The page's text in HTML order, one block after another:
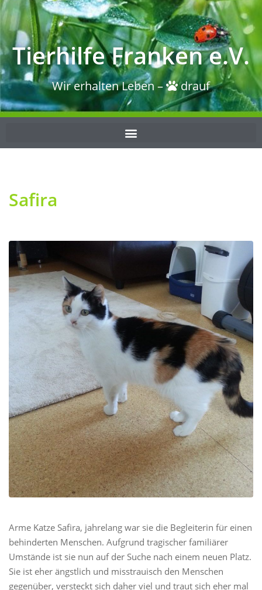
Tierhilfe Franken e.V.
Wir erhalten Leben – drauf
Safira
Arme Katze Safira, jahrelang war sie die Begleiterin für einen
behinderten Menschen. Aufgrund tragischer familiärer
Umstände ist sie nun auf der Suche nach einem neuen Platz.
Sie ist eher ängstlich und misstrauisch den Menschen
gegenüber, versteckt sich daher viel und traut sich eher mal